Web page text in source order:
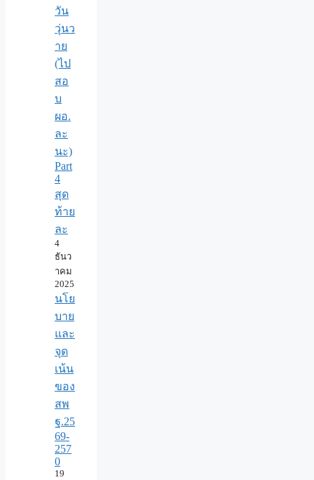
วัน
วุ่นว
าย
(ไป
สอ
บ
ผอ.
ละ
นะ)
Part
4
สุด
ท้าย
ละ
4
ธันว
าคม
2025
นโย
บาย
และ
จุด
เน้น
ของ
สพ
ฐ.25
69-
257
0
19